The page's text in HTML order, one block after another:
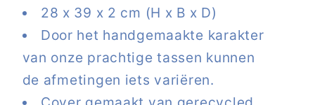
28 x 39 x 2 cm (H x B x D)
Door het handgemaakte karakter
van onze prachtige tassen kunnen
de afmetingen iets variëren.